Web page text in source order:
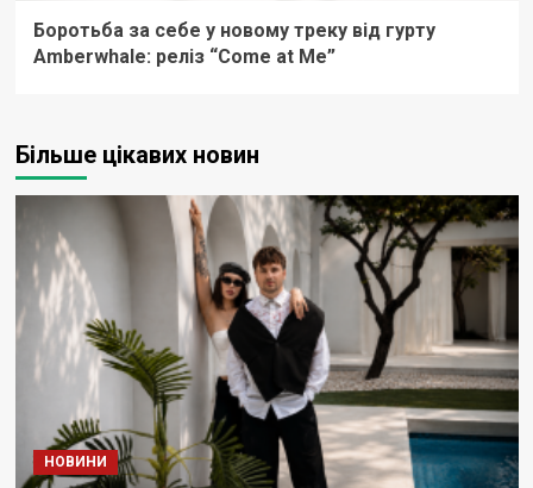
Боротьба за себе у новому треку від гурту
Amberwhale: реліз “Come at Me”
Більше цікавих новин
НОВИНИ